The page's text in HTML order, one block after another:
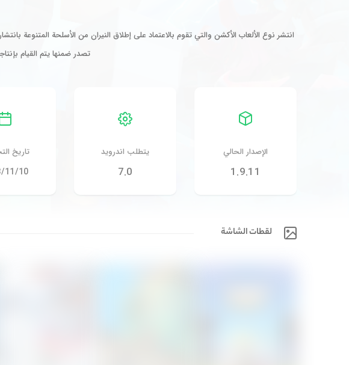
انتشر نوع الألعاب الأكشن والتي تقوم بالاعتماد على إطلاق النيران من الأسلحة المتنوعة
تصدر ضمنها يتم القيام
الإصدار الحالي
1.9.11
يتطلب اندرويد
7.0
تاريخ
10‏/11‏/2023
لقطات الشاشة